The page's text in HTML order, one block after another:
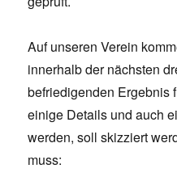
Auf unseren Verein
innerhalb der nächsten
befriedigenden Ergebnis
einige Details und auch
werden, soll skizziert
muss: